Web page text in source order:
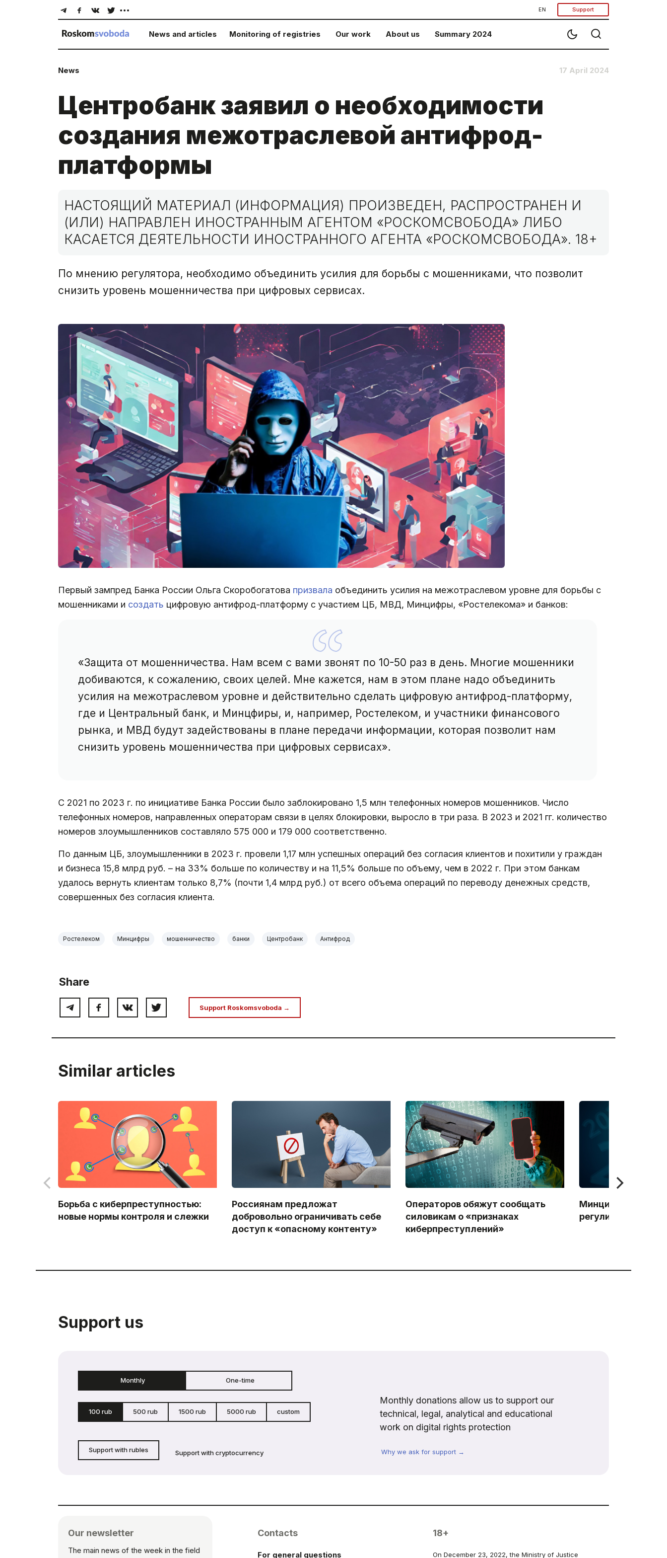
EN Support
News and articles Monitoring of registries Our work About us Summary 2024
News 17 April 2024
Центробанк заявил о необходимости
создания межотраслевой антифрод-
платформы
НАСТОЯЩИЙ МАТЕРИАЛ (ИНФОРМАЦИЯ) ПРОИЗВЕДЕН, РАСПРОСТРАНЕН И
(ИЛИ) НАПРАВЛЕН ИНОСТРАННЫМ АГЕНТОМ «РОСКОМСВОБОДА» ЛИБО
КАСАЕТСЯ ДЕЯТЕЛЬНОСТИ ИНОСТРАННОГО АГЕНТА «РОСКОМСВОБОДА». 18+
По мнению регулятора, необходимо объединить усилия для борьбы с мошенниками, что позволит
снизить уровень мошенничества при цифровых сервисах.
Первый зампред Банка России Ольга Скоробогатова призвала объединить усилия на межотраслевом уровне для борьбы с
мошенниками и создать цифровую антифрод-платформу с участием ЦБ, МВД, Минцифры, «Ростелекома» и банков:
«Защита от мошенничества. Нам всем с вами звонят по 10-50 раз в день. Многие мошенники
добиваются, к сожалению, своих целей. Мне кажется, нам в этом плане надо объединить
усилия на межотраслевом уровне и действительно сделать цифровую антифрод-платформу,
где и Центральный банк, и Минцфиры, и, например, Ростелеком, и участники финансового
рынка, и МВД будут задействованы в плане передачи информации, которая позволит нам
снизить уровень мошенничества при цифровых сервисах».
С 2021 по 2023 г. по инициативе Банка России было заблокировано 1,5 млн телефонных номеров мошенников. Число
телефонных номеров, направленных операторам связи в целях блокировки, выросло в три раза. В 2023 и 2021 гг. количество
номеров злоумышленников составляло 575 000 и 179 000 соответственно.
По данным ЦБ, злоумышленники в 2023 г. провели 1,17 млн успешных операций без согласия клиентов и похитили у граждан
и бизнеса 15,8 млрд руб. – на 33% больше по количеству и на 11,5% больше по объему, чем в 2022 г. При этом банкам
удалось вернуть клиентам только 8,7% (почти 1,4 млрд руб.) от всего объема операций по переводу денежных средств,
совершенных без согласия клиента.
Ростелеком Минцифры мошенничество банки Центробанк Антифрод
Share
Support Roskomsvoboda →
Similar articles
Борьба с киберпреступностью:
новые нормы контроля и слежки
Россиянам предложат
добровольно ограничивать себе
доступ к «опасному контенту»
Операторов обяжут сообщать
силовикам о «признаках
киберпреступлений»
Минцифры
регулирования
Support us
Monthly One-time
100 rub 500 rub 1500 rub 5000 rub custom
Support with rubles Support with cryptocurrency
Monthly donations allow us to support our
technical, legal, analytical and educational
work on digital rights protection
Why we ask for support →
Our newsletter
The main news of the week in the field
Contacts
For general questions
18+
On December 23, 2022, the Ministry of Justice